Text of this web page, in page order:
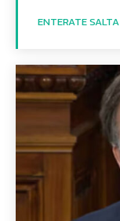
ENTERATE SALTA